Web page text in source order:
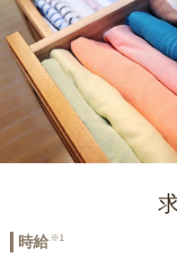
時給 ※1